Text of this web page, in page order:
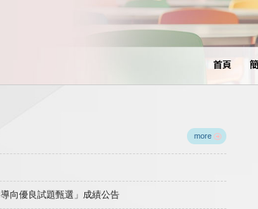
首頁
more
向優良試題甄選」成績公告